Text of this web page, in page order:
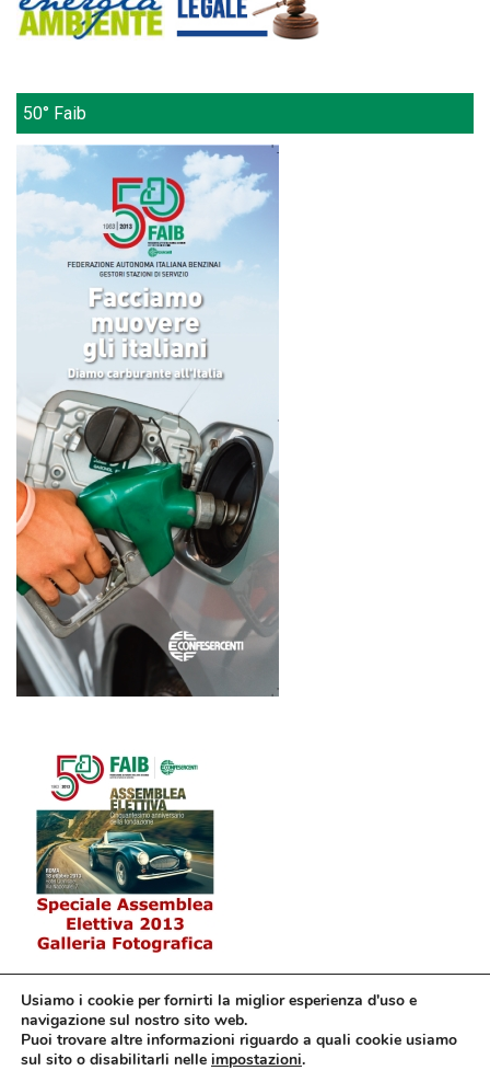
50° Faib
Usiamo i cookie per fornirti la miglior esperienza d'uso e
navigazione sul nostro sito web.
Puoi trovare altre informazioni riguardo a quali cookie usiamo
sul sito o disabilitarli nelle impostazioni.